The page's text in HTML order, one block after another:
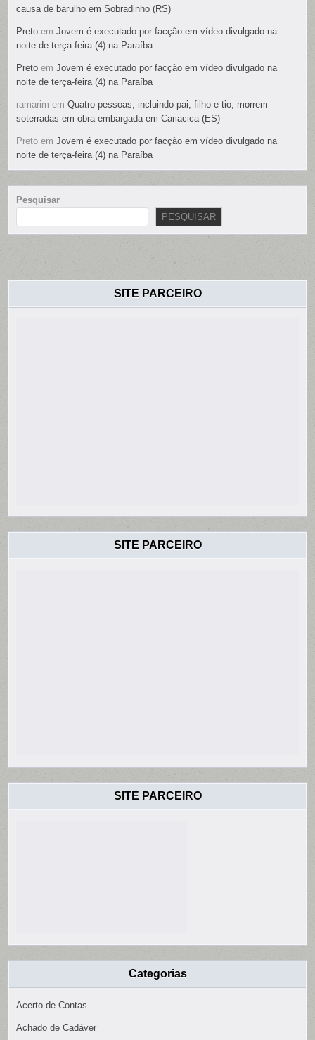
causa de barulho em Sobradinho (RS)
Preto emJovem é executado por facção em vídeo divulgado na
noite de terça-feira (4) na Paraíba
Preto emJovem é executado por facção em vídeo divulgado na
noite de terça-feira (4) na Paraíba
ramarim emQuatro pessoas, incluindo pai, filho e tio, morrem
soterradas em obra embargada em Cariacica (ES)
Preto emJovem é executado por facção em vídeo divulgado na
noite de terça-feira (4) na Paraíba
Pesquisar
PESQUISAR
SITE PARCEIRO
SITE PARCEIRO
SITE PARCEIRO
Categorias
Acerto de Contas
Achado de Cadáver